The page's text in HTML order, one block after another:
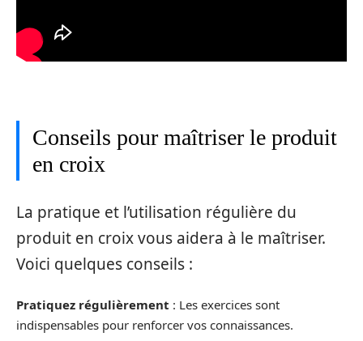
Conseils pour maîtriser le produit
en croix
La pratique et l’utilisation régulière du
produit en croix vous aidera à le maîtriser.
Voici quelques conseils :
Pratiquez régulièrement : Les exercices sont
indispensables pour renforcer vos connaissances.